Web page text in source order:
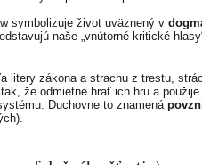
symbolizuje život uväznený v
naše „vnútorné kritické
litery zákona a strachu z trestu,
že odmietne hrať ich hru a
Duchovne to znamená